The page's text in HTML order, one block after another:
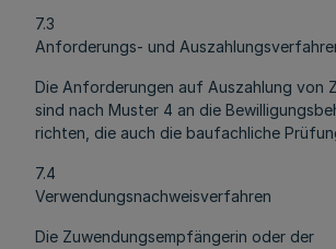
7.3
Anforderungs- und
Die Anforderungen auf Auszahlung von
sind nach Muster 4 an die
richten, die auch die baufachliche
7.4
Verwendungsnachweisverfahren
Die Zuwendungsempfängerin oder der